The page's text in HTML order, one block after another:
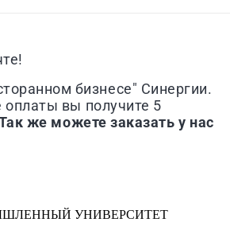
бизнесе" Синергии.
оплаты вы получите 5
же можете заказать у нас
УНИВЕРСИТЕТ